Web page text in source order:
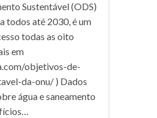
Sustentável (ODS)
todos até 2030, é um
todas as oito
em
objetivos-de-
da-onu/ ) Dados
água e saneamento